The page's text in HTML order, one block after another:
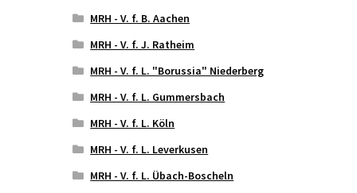
MRH - V. f. B. Aachen
MRH - V. f. J. Ratheim
MRH - V. f. L. "Borussia" Niederberg
MRH - V. f. L. Gummersbach
MRH - V. f. L. Köln
MRH - V. f. L. Leverkusen
MRH - V. f. L. Übach-Boscheln